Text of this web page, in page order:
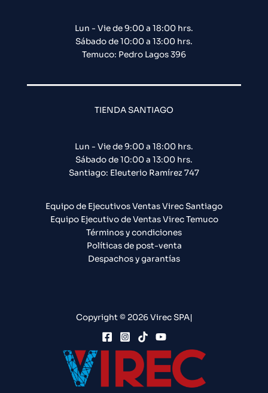
Lun - Vie de 9:00 a 18:00 hrs.
Sábado de 10:00 a 13:00 hrs.
Temuco: Pedro Lagos 396
TIENDA SANTIAGO
Lun - Vie de 9:00 a 18:00 hrs.
Sábado de 10:00 a 13:00 hrs.
Santiago: Eleuterio Ramírez 747​
Equipo de Ejecutivos Ventas Virec Santiago
Equipo Ejecutivo de Ventas Virec Temuco
Términos y condiciones
Políticas de post-venta
Despachos y garantías
Copyright © 2026 Virec SPA|